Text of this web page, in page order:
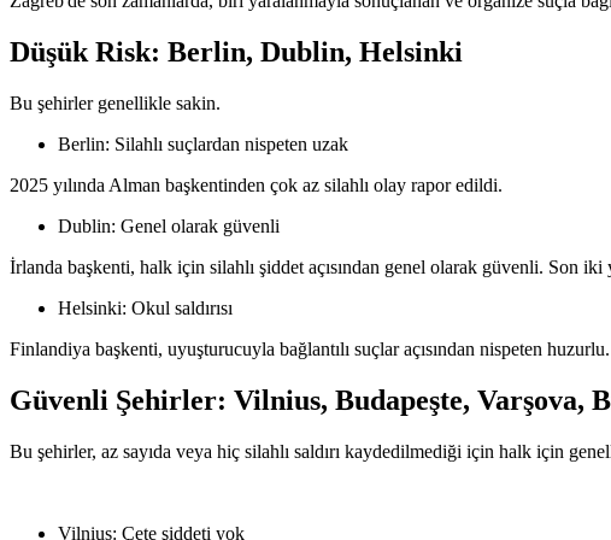
Düşük Risk: Berlin, Dublin, Helsinki
Bu şehirler genellikle sakin.
Berlin: Silahlı suçlardan nispeten uzak
2025 yılında Alman başkentinden çok az silahlı olay rapor edildi.
Dublin: Genel olarak güvenli
İrlanda başkenti, halk için silahlı şiddet açısından genel olarak güvenli. Son
Helsinki: Okul saldırısı
Finlandiya başkenti, uyuşturucuyla bağlantılı suçlar açısından nispeten
Güvenli Şehirler: Vilnius, Budapeşte, Varşova,
Bu şehirler, az sayıda veya hiç silahlı saldırı kaydedilmediği için halk için
Vilnius: Çete şiddeti yok